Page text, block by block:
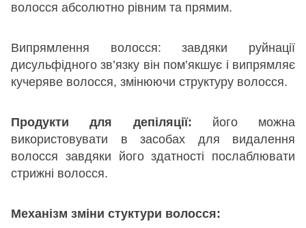
волосся абсолютно рівним та прямим.
Випрямлення волосся: завдяки руйнації
дисульфідного зв’язку він пом’якшує і випрямляє
кучеряве волосся, змінюючи структуру волосся.
Продукти для депіляції: його можна
використовувати в засобах для видалення
волосся завдяки його здатності послаблювати
стрижні волосся.
Механізм зміни стуктури волосся: